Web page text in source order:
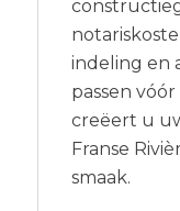
indeling en
passen
creëert u
Franse
smaak.